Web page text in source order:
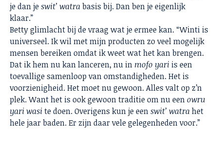
je dan jeswit’ watra basis bij. Dan ben je eigenlijk
klaar.”
Betty glimlacht bij de vraag wat je ermee kan. “Winti is
universeel. Ik wil met mijn producten zo veel mogelijk
mensen bereiken omdat ik weet wat het kan brengen.
Dat ik hem nu kan lanceren, nu in mofo yari is een
toevallige samenloop van omstandigheden. Het is
voorzienigheid. Het moet nu gewoon. Alles valt op z’n
plek. Want het is ook gewoon traditie om nu eenowru
yari wasi te doen. Overigens kun je eenswit’ watra het
hele jaar baden. Er zijn daar vele gelegenheden voor.”